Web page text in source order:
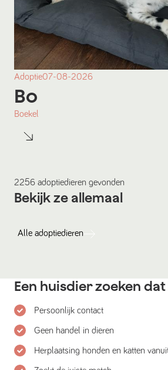
Adoptie07-08-2026
Bo
Boekel
2256 adoptiedieren gevonden
Bekijk ze allemaal
Alle adoptiedieren
Een huisdier zoeken
Persoonlijk contact
Geen handel in dieren
Herplaatsing honden en katten